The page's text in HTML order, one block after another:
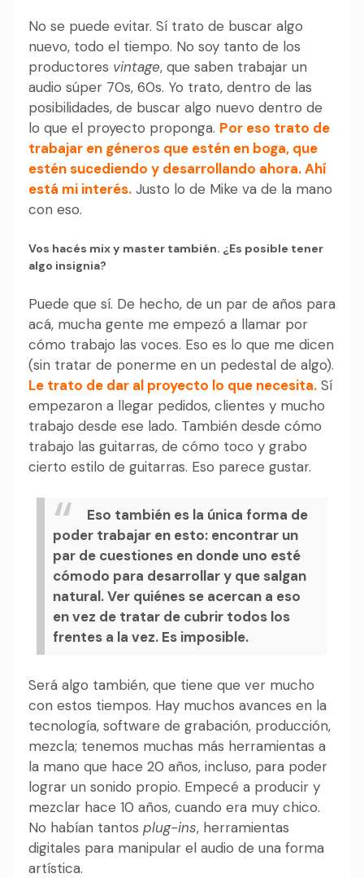
No se puede evitar. Sí trato de buscar algo
nuevo, todo el tiempo. No soy tanto de los
productores vintage, que saben trabajar un
audio súper 70s, 60s. Yo trato, dentro de las
posibilidades, de buscar algo nuevo dentro de
lo que el proyecto proponga. Por eso trato de
trabajar en géneros que estén en boga, que
estén sucediendo y desarrollando ahora. Ahí
está mi interés. Justo lo de Mike va de la mano
con eso.
Vos hacés mix y master también. ¿Es posible tener
algo insignia?
Puede que sí. De hecho, de un par de años para
acá, mucha gente me empezó a llamar por
cómo trabajo las voces. Eso es lo que me dicen
(sin tratar de ponerme en un pedestal de algo).
Le trato de dar al proyecto lo que necesita. Sí
empezaron a llegar pedidos, clientes y mucho
trabajo desde ese lado. También desde cómo
trabajo las guitarras, de cómo toco y grabo
cierto estilo de guitarras. Eso parece gustar.
Eso también es la única forma de
poder trabajar en esto: encontrar un
par de cuestiones en donde uno esté
cómodo para desarrollar y que salgan
natural. Ver quiénes se acercan a eso
en vez de tratar de cubrir todos los
frentes a la vez. Es imposible.
Será algo también, que tiene que ver mucho
con estos tiempos. Hay muchos avances en la
tecnología, software de grabación, producción,
mezcla; tenemos muchas más herramientas a
la mano que hace 20 años, incluso, para poder
lograr un sonido propio. Empecé a producir y
mezclar hace 10 años, cuando era muy chico.
No habían tantos plug-ins, herramientas
digitales para manipular el audio de una forma
artística.